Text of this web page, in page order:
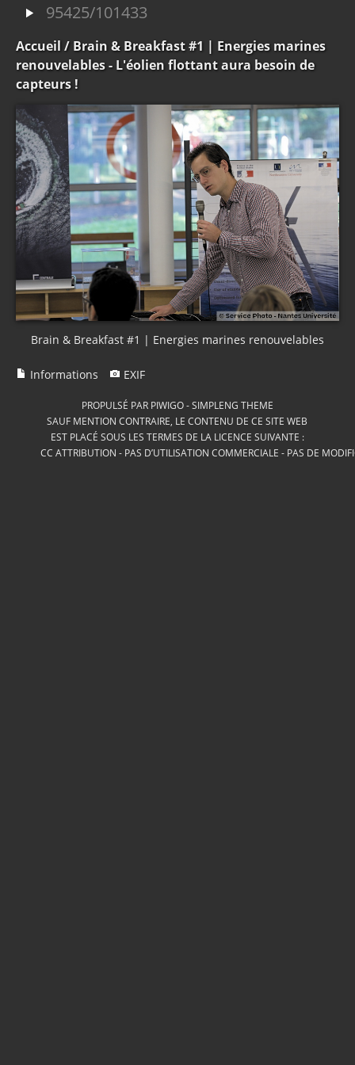
95425/101433
Accueil / Brain & Breakfast #1 | Energies marines
renouvelables - L'éolien flottant aura besoin de
capteurs !
Brain & Breakfast #1 | Energies marines renouvelables
Informations EXIF
PROPULSÉ PAR PIWIGO-SIMPLENG THEME
SAUF MENTION CONTRAIRE, LE CONTENU DE CE SITE WEB
EST PLACÉ SOUS LES TERMES DE LA LICENCE SUIVANTE :
CC ATTRIBUTION - PAS D’UTILISATION COMMERCIALE - PAS DE